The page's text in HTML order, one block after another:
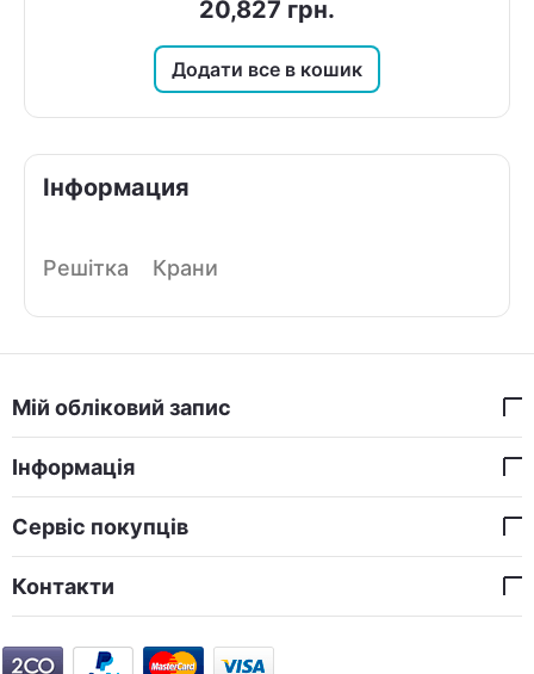
20,827 грн.
Додати все в кошик
Інформация
Решітка Крани
Мій обліковий запис
Інформація
Сервіс покупців
Контакти